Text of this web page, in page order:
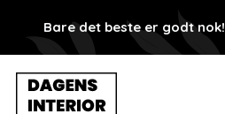
Bare det beste er godt nok!